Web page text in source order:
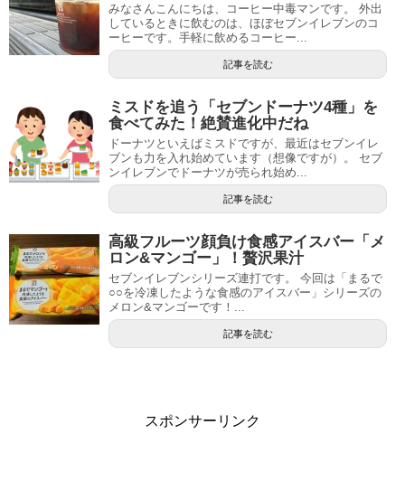
みなさんこんにちは、コーヒー中毒マンです。 外出
しているときに飲むのは、ほぼセブンイレブンのコ
ーヒーです。手軽に飲めるコーヒー...
記事を読む
ミスドを追う「セブンドーナツ4種」を
食べてみた！絶賛進化中だね
ドーナツといえばミスドですが、最近はセブンイレ
ブンも力を入れ始めています（想像ですが）。 セブ
ンイレブンでドーナツが売られ始め...
記事を読む
高級フルーツ顔負け食感アイスバー「メ
ロン&マンゴー」！贅沢果汁
セブンイレブンシリーズ連打です。 今回は「まるで
○○を冷凍したような食感のアイスバー」シリーズの
メロン&マンゴーです！...
記事を読む
スポンサーリンク